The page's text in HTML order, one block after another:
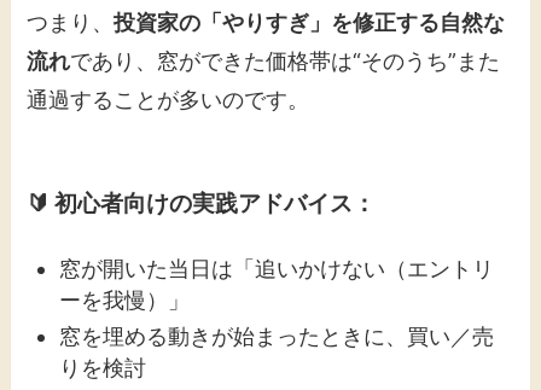
つまり、投資家の「やりすぎ」を修正する自然な
流れであり、窓ができた価格帯は“そのうち”また
通過することが多いのです。
🔰 初心者向けの実践アドバイス：
窓が開いた当日は「追いかけない（エントリ
ーを我慢）」
窓を埋める動きが始まったときに、買い／売
りを検討